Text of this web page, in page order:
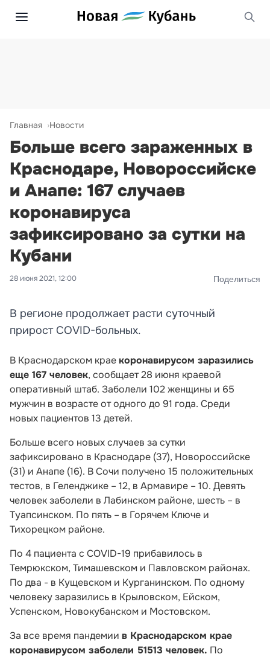
Главная Новости
Больше всего зараженных в
Краснодаре, Новороссийске
и Анапе: 167 случаев
коронавируса
зафиксировано за сутки на
Кубани
28 июня 2021, 12:00 Поделиться
В регионе продолжает расти суточный
прирост COVID-больных.
В Краснодарском краекоронавирусом заразились
еще 167 человек, сообщает 28 июня краевой
оперативный штаб. Заболели 102 женщины и 65
мужчин в возрасте от одного до 91 года. Среди
новых пациентов 13 детей.
Больше всего новых случаев за сутки
зафиксировано в Краснодаре (37), Новороссийске
(31) и Анапе (16). В Сочи получено 15 положительных
тестов, в Геленджике – 12, в Армавире – 10. Девять
человек заболели в Лабинском районе, шесть – в
Туапсинском. По пять – в Горячем Ключе и
Тихорецком районе.
По 4 пациента с COVID-19 прибавилось в
Темрюкском, Тимашевском и Павловском районах.
По два - в Кущевском и Курганинском. По одному
человеку заразились в Крыловском, Ейском,
Успенском, Новокубанском и Мостовском.
За все время пандемии в Краснодарском крае
коронавирусом заболели 51513 человек. По